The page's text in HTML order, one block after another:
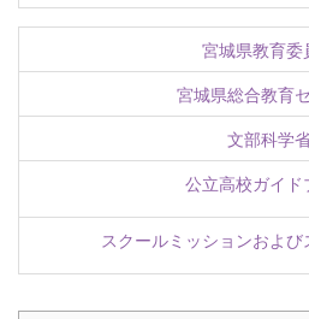
宮城県教育委
宮城県総合教育
文部科学
公立高校ガイド
スクールミッションおよ